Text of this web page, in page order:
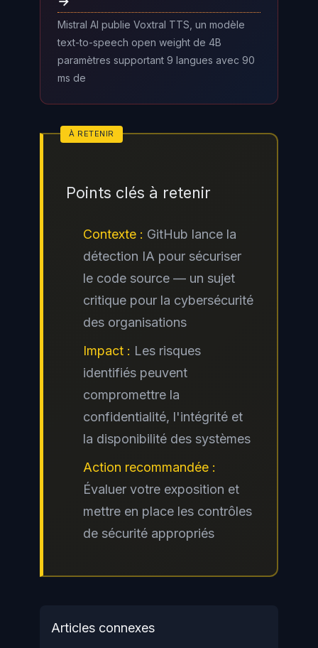
Mistral AI publie Voxtral TTS, un modèle
text-to-speech open weight de 4B
paramètres supportant 9 langues avec 90
ms de
Points clés à retenir
Contexte : GitHub lance la
détection IA pour sécuriser
le code source — un sujet
critique pour la cybersécurité
des organisations
Impact : Les risques
identifiés peuvent
compromettre la
confidentialité, l'intégrité et
la disponibilité des systèmes
Action recommandée :
Évaluer votre exposition et
mettre en place les contrôles
de sécurité appropriés
Articles connexes